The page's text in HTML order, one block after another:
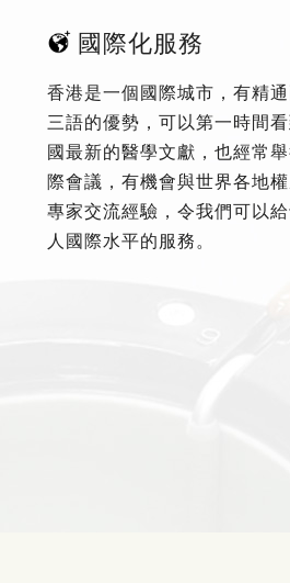
國際化服務
香港是一個國際城市，有精
三語的優勢，可以第一時間
國最新的醫學文獻，也經常舉
際會議，有機會與世界各地
專家交流經驗，令我們可以
人國際水平的服務。